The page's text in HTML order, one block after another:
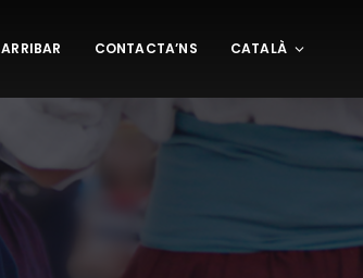
ARRIBAR CONTACTA’NS CATALÀ